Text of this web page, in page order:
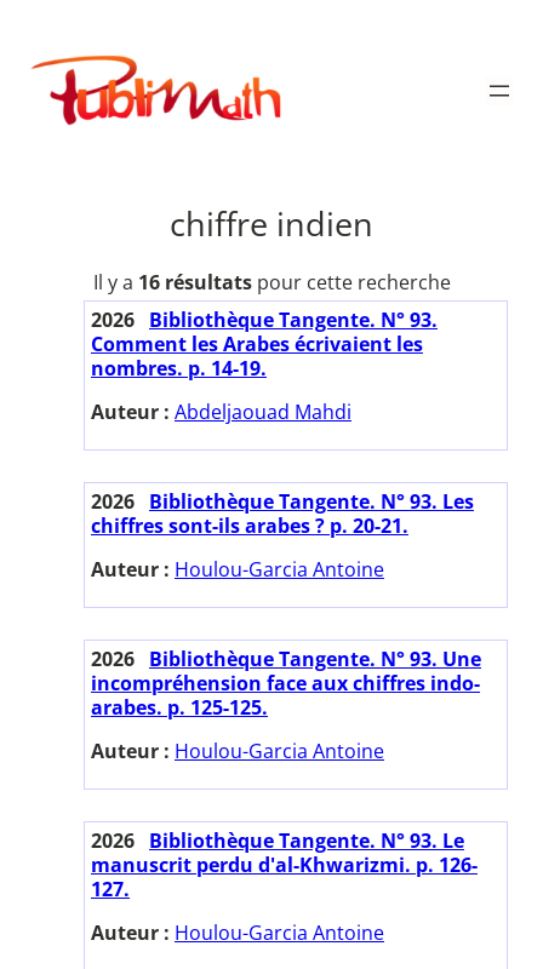
contenu
Publimath
chiffre indien
Il y a 16 résultatspour cette recherche
2026 Bibliothèque Tangente. N° 93.
Comment les Arabes écrivaient les
nombres. p. 14-19.
Auteur : Abdeljaouad Mahdi
2026 Bibliothèque Tangente. N° 93. Les
chiffres sont-ils arabes ? p. 20-21.
Auteur : Houlou-Garcia Antoine
2026 Bibliothèque Tangente. N° 93. Une
incompréhension face aux chiffres indo-
arabes. p. 125-125.
Auteur : Houlou-Garcia Antoine
2026 Bibliothèque Tangente. N° 93. Le
manuscrit perdu d'al-Khwarizmi. p. 126-
127.
Auteur : Houlou-Garcia Antoine